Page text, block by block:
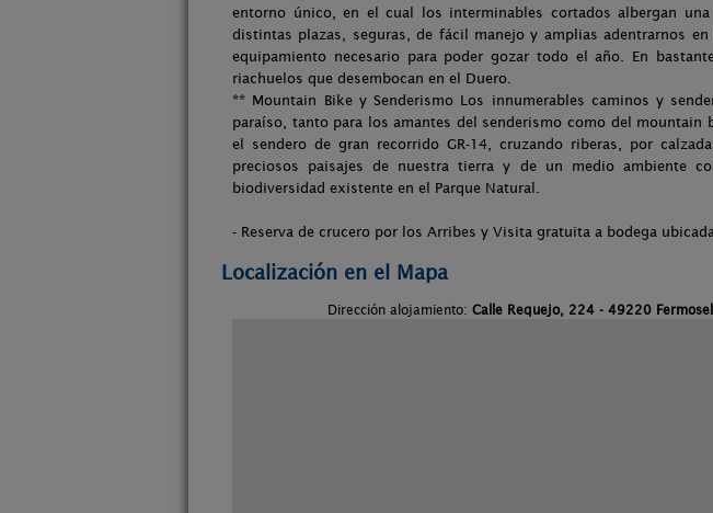
entorno único, en el cual los interminables cortados albergan
distintas plazas, seguras, de fácil manejo y amplias adentrarnos
equipamiento necesario para poder gozar todo el año. En
riachuelos que desembocan en el Duero.
** Mountain Bike y Senderismo Los innumerables caminos y
paraíso, tanto para los amantes del senderismo como del
el sendero de gran recorrido GR-14, cruzando riberas, por
preciosos paisajes de nuestra tierra y de un medio ambiente
biodiversidad existente en el Parque Natural.
- Reserva de crucero por los Arribes y Visita gratuita a bodega
Localización en el Mapa
Dirección alojamiento: Calle Requejo, 224 - 49220